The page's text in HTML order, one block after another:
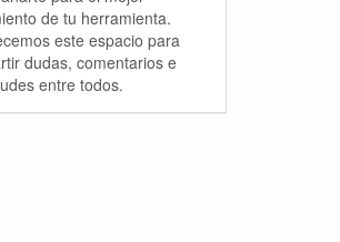
de tu herramienta.
este espacio para
dudas, comentarios e
entre todos.